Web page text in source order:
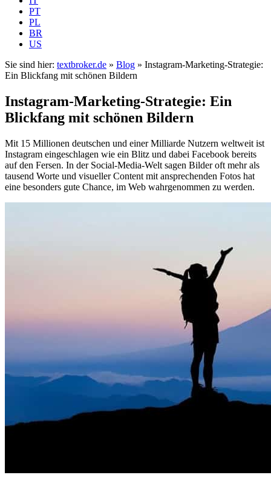
PT
PL
BR
US
Sie sind hier: textbroker.de » Blog » Instagram-Marketing-Strategie:
Ein Blickfang mit schönen Bildern
Instagram-Marketing-Strategie: Ein
Blickfang mit schönen Bildern
Mit 15 Millionen deutschen und einer Milliarde Nutzern weltweit ist
Instagram eingeschlagen wie ein Blitz und dabei Facebook bereits
auf den Fersen. In der Social-Media-Welt sagen Bilder oft mehr als
tausend Worte und visueller Content mit ansprechenden Fotos hat
eine besonders gute Chance, im Web wahrgenommen zu werden.